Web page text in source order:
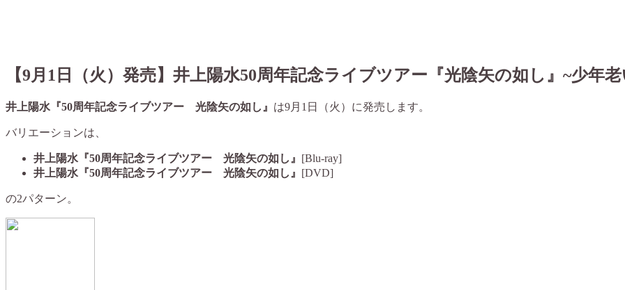
【9月1日（火）発売】 井上陽水50周年記念ライブツアー『光陰矢の如し』~少年
井上陽水『50周年記念ライブツアー 光陰矢の如し』 は9月1日（火）に発売します。
バリエーションは、
井上陽水『50周年記念ライブツアー 光陰矢の如し』 [Blu-ray]
井上陽水『50周年記念ライブツアー 光陰矢の如し』 [DVD]
の2パターン。